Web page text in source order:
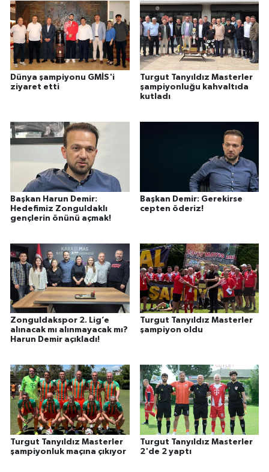
Dünya şampiyonu GMİS'i
ziyaret etti
Turgut Tanyıldız Masterler
şampiyonluğu kahvaltıda
kutladı
Başkan Harun Demir:
Hedefimiz Zonguldaklı
gençlerin önünü açmak!
Başkan Demir: Gerekirse
cepten öderiz!
Zonguldakspor 2. Lig’e
alınacak mı alınmayacak mı?
Harun Demir açıkladı!
Turgut Tanyıldız Masterler
şampiyon oldu
Turgut Tanyıldız Masterler
şampiyonluk maçına çıkıyor
Turgut Tanyıldız Masterler
2'de 2 yaptı